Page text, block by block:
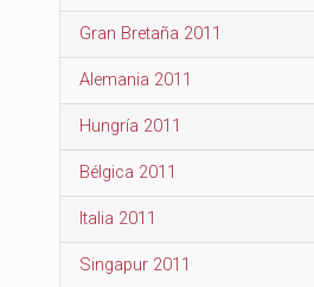
Gran Bretaña 2011
Alemania 2011
Hungría 2011
Bélgica 2011
Italia 2011
Singapur 2011